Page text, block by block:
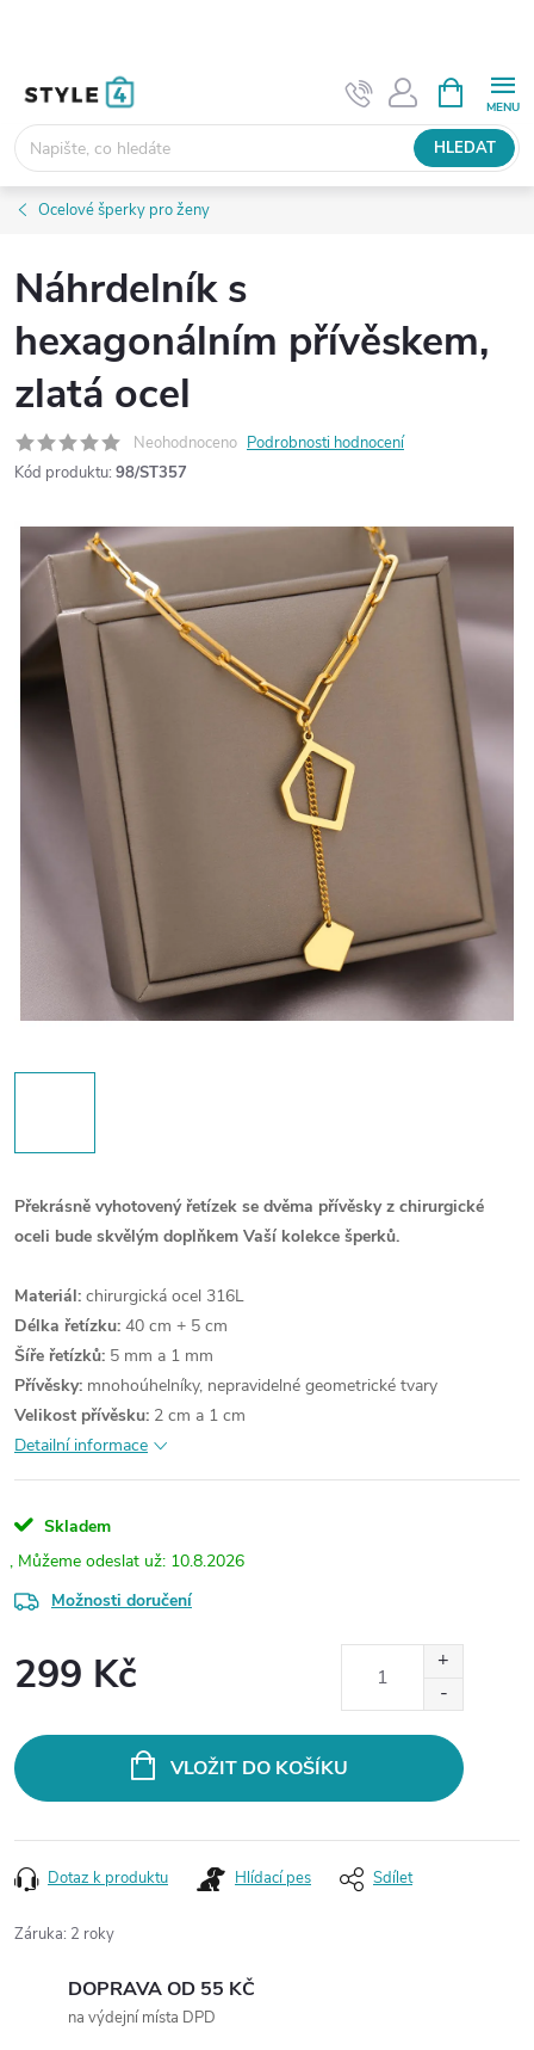
HLEDAT
NÁKUPNÍ
KOŠÍK
Ocelové šperky pro ženy
Náhrdelník s
hexagonálním přívěskem,
zlatá ocel
Neohodnoceno Podrobnosti hodnocení
Kód produktu: 98/ST357
Překrásně vyhotovený řetízek se dvěma přívěsky z chirurgické
oceli bude skvělým doplňkem Vaší kolekce šperků.
Materiál: chirurgická ocel 316L
Délka řetízku: 40 cm + 5 cm
Šíře řetízků: 5 mm a 1 mm
Přívěsky: mnohoúhelníky, nepravidelné geometrické tvary
Velikost přívěsku: 2 cm a 1 cm
Detailní informace
Skladem
10.8.2026
Možnosti doručení
299 Kč
VLOŽIT DO KOŠÍKU
Dotaz k produktu Hlídací pes Sdílet
Záruka: 2 roky
DOPRAVA OD 55 KČ
na výdejní místa DPD